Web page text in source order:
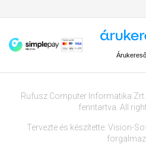
Rufusz Computer Informatika
fenntartva. All
Tervezte és készítette: Vision-